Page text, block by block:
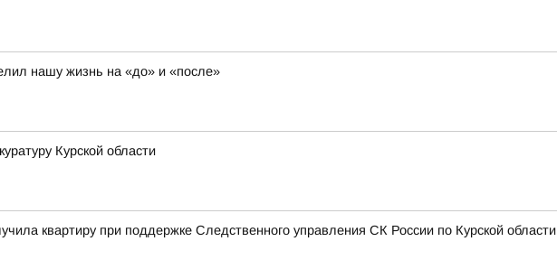
нашу жизнь на «до» и «после»
Курской области
квартиру при поддержке Следственного управления СК России по Курской области